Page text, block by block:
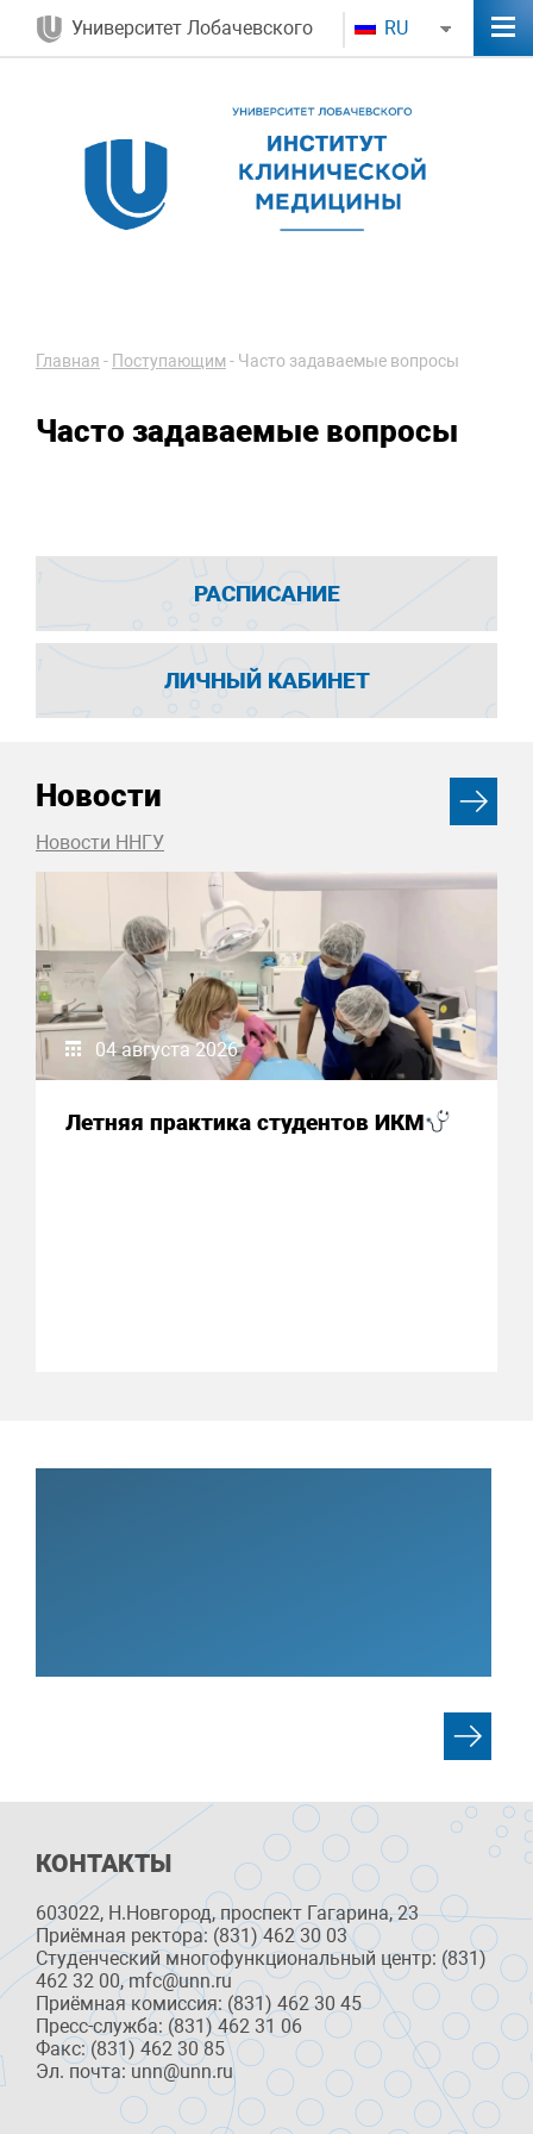
Университет Лобачевского RU
Главная - Поступающим - Часто задаваемые вопросы
Часто задаваемые вопросы
РАСПИСАНИЕ
ЛИЧНЫЙ КАБИНЕТ
Новости
Новости ННГУ
04 августа 2026
Летняя практика студентов ИКМ
КОНТАКТЫ
603022, Н.Новгород, проспект Гагарина, 23
Приёмная ректора: (831) 462 30 03
Студенческий многофункциональный центр: (831)
462 32 00, mfc@unn.ru
Приёмная комиссия: (831) 462 30 45
Пресс-служба: (831) 462 31 06
Факс: (831) 462 30 85
Эл. почта: unn@unn.ru